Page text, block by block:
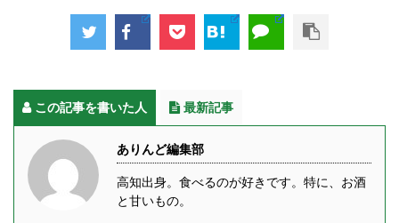
この記事を書いた人 最新記事
ありんど編集部
高知出身。食べるのが好きです。特に、お酒
と甘いもの。